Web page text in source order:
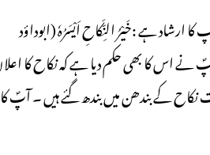
ہے :خَیْرُ النِّکَاحِ اَیْسَرُہٗ (ابوداؤد
اس کا بھی حکم دیا ہے کہ نکاح کا
نکاح کے بندھن میں بندھ گئے ہیں ۔ آپؐ کا